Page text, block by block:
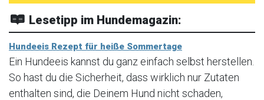
Lesetipp im Hundemagazin:
Hundeeis Rezept für heiße Sommertage
Ein Hundeeis kannst du ganz einfach selbst herstellen.
So hast du die Sicherheit, dass wirklich nur Zutaten
enthalten sind, die Deinem Hund nicht schaden,